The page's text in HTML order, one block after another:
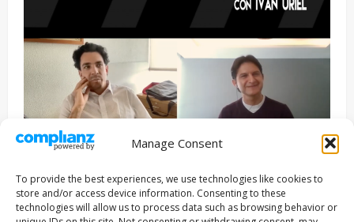
Manage Consent
To provide the best experiences, we use technologies like cookies to
store and/or access device information. Consenting to these
technologies will allow us to process data such as browsing behavior or
Entrevista Series
ENCUENTROS CON IVÁN URIEL T3E22: JUAN PATRICIO
RIVEROLL